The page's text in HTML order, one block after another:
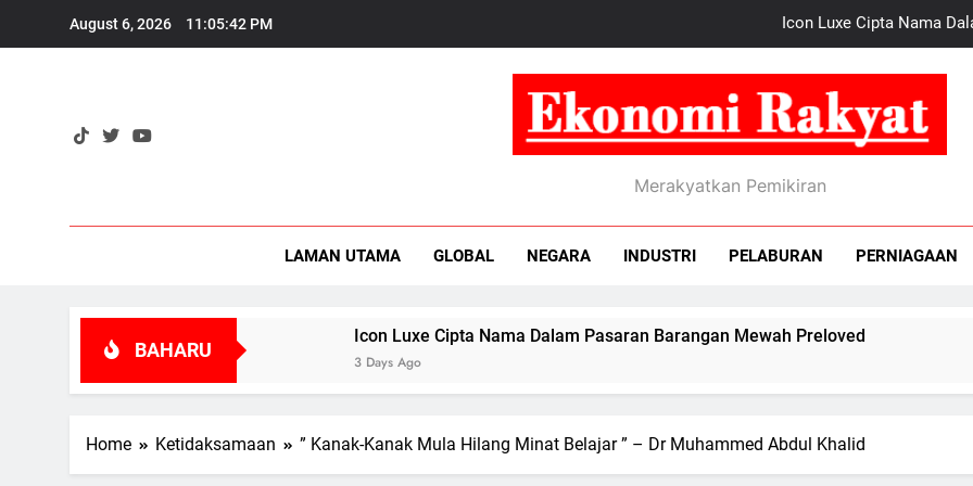
August 6, 2026 11:05:43 PM Icon Luxe Cipta Nama
Bayar Hibah Melampaui Kemampuan, Antara Punca
Bayar Hibah Melampaui Kemampuan, Antara Punca
Ekonomi Rakyat
Merakyatkan Pemikiran
LAMAN UTAMA GLOBAL NEGARA INDUSTRI PELABURAN PERNIAGAAN
BAHARU
Bernilai Tinggi? Icon Luxe Cipta Nama Dalam Pasaran Barangan Mewah Preloved
Home Ketidaksamaan ” Kanak-Kanak Mula Hilang Minat Belajar ” – Dr Muhammed Abdul Khalid